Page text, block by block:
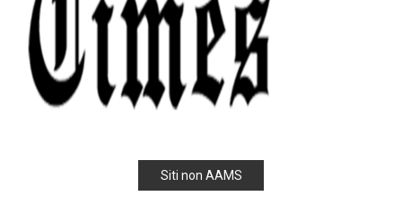
Siti non AAMS